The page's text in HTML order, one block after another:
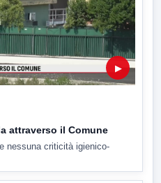
▶
attraverso il Comune
nessuna criticità igienico-